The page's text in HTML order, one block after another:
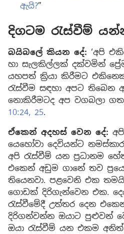
ඇයි?”
දිගටම රැස්වීම්
බයිබලේ කියන දේ: ‘අපි
හා සැලකිල්ලක් දක්වමින්
යහපත් ක්‍රියා කිරීමට
රැස්වීම සඳහා අපට තිබෙන
නොකිරීමටද අප වගබලා
10:24, 25.
ඒකෙන් අදහස් වෙන දේ:
යෙහෝවා දෙවියන්ට
අපි රැස්වීම් යන ප්‍රධානම
එකෙන් අඩුම ගානේ තව
තියෙනවා. පළවෙනි එක
ගොඩක් දිරිගැන්වෙන එක.
රැස්වීමේදී උත්තර දෙන
දිරිගන්වන්න ඔයාට පුළුවන්
ඔයා රැස්වීම් යන එකම